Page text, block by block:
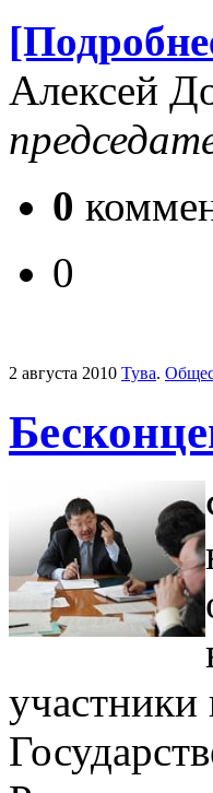
Алексей
0
0
2 августа 2010 Тува.
участники